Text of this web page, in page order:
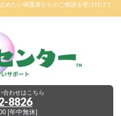
めたい保護者からのご相談を受け付けて
合わせはこちら
8826
[年中無休]